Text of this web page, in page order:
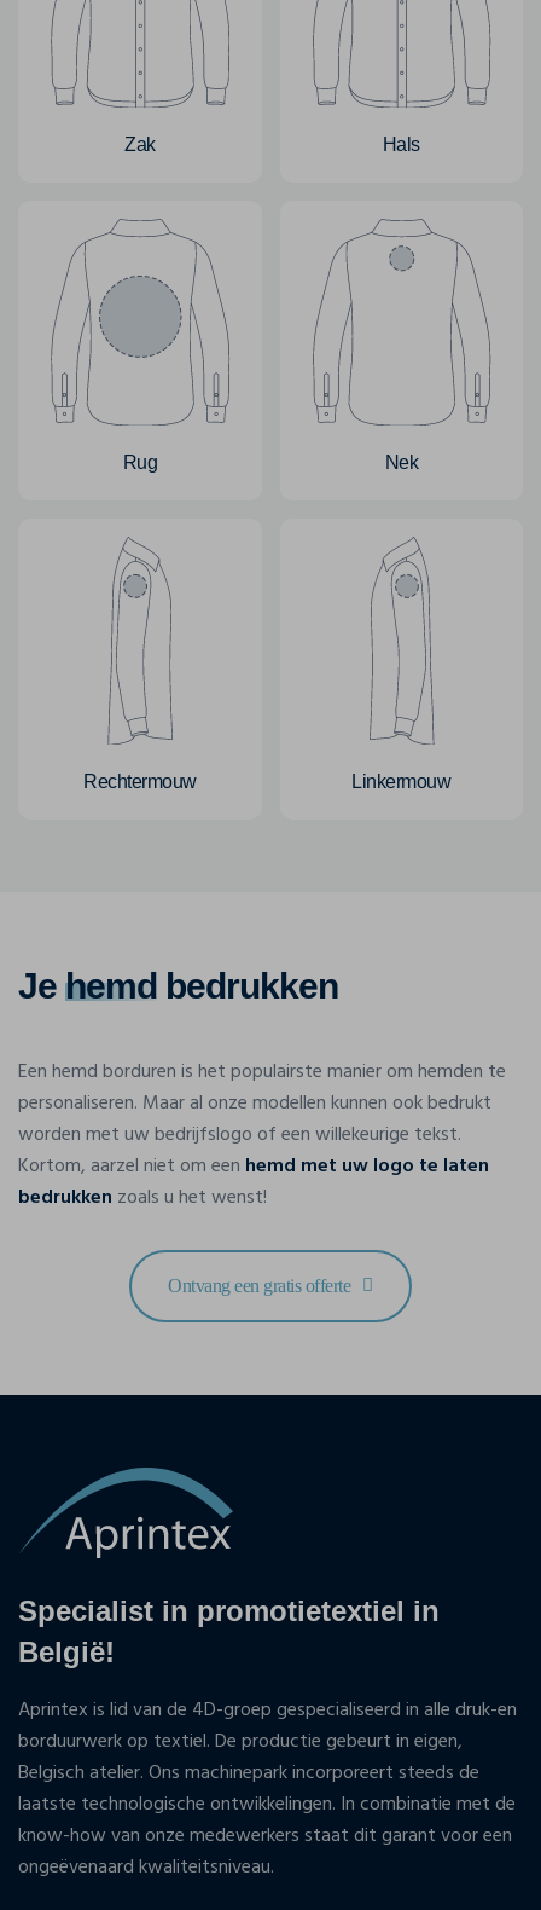
Zak Hals
Rug Nek
Rechtermouw Linkermouw
Je hemd bedrukken
Een hemd borduren is het populairste manier om hemden te
personaliseren. Maar al onze modellen kunnen ook bedrukt
worden met uw bedrijfslogo of een willekeurige tekst.
Kortom, aarzel niet om een hemd met uw logo te laten
bedrukken zoals u het wenst!
Ontvang een gratis offerte
Specialist in promotietextiel in
België!
Aprintex is lid van de 4D-groep gespecialiseerd in alle druk-en
borduurwerk op textiel. De productie gebeurt in eigen,
Belgisch atelier. Ons machinepark incorporeert steeds de
laatste technologische ontwikkelingen. In combinatie met de
know-how van onze medewerkers staat dit garant voor een
ongeëvenaard kwaliteitsniveau.